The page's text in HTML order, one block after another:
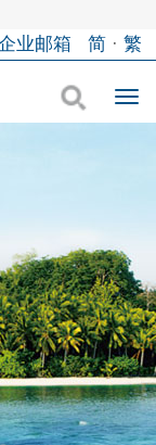
业邮箱 简· 繁